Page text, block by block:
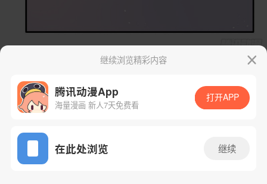
App免费看
继续浏览精彩内容
腾讯动漫App
海量漫画 新人7天免费看
打开APP
在此处浏览 继续